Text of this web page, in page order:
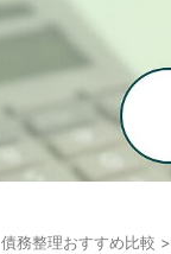
債務整理おすすめ比較 >